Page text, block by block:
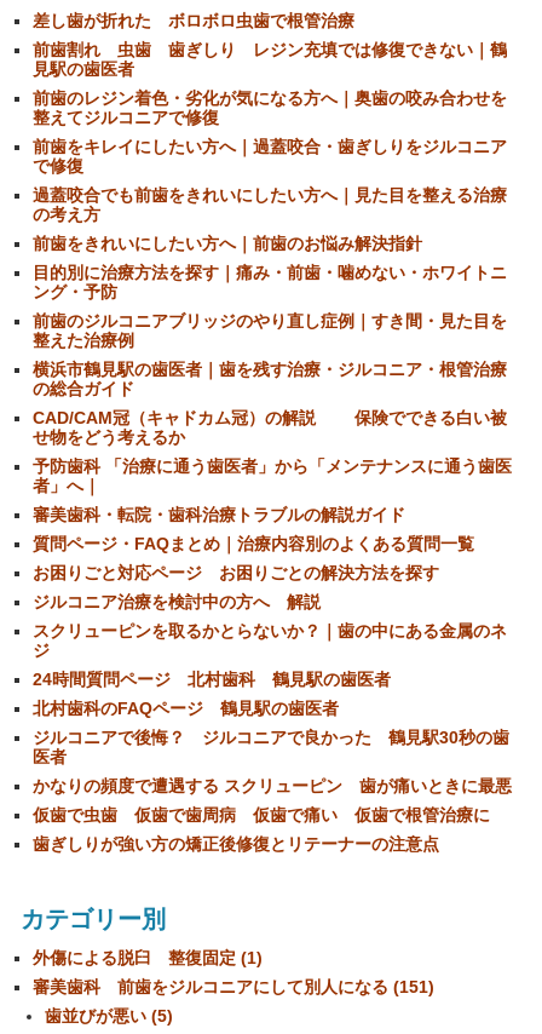
差し歯が折れた ボロボロ虫歯で根管治療
前歯割れ 虫歯 歯ぎしり レジン充填では修復できない｜鶴
見駅の歯医者
前歯のレジン着色・劣化が気になる方へ｜奥歯の咬み合わせを
整えてジルコニアで修復
前歯をキレイにしたい方へ｜過蓋咬合・歯ぎしりをジルコニア
で修復
過蓋咬合でも前歯をきれいにしたい方へ｜見た目を整える治療
の考え方
前歯をきれいにしたい方へ｜前歯のお悩み解決指針
目的別に治療方法を探す｜痛み・前歯・噛めない・ホワイトニ
ング・予防
前歯のジルコニアブリッジのやり直し症例｜すき間・見た目を
整えた治療例
横浜市鶴見駅の歯医者｜歯を残す治療・ジルコニア・根管治療
の総合ガイド
CAD/CAM冠（キャドカム冠）の解説 保険でできる白い被
せ物をどう考えるか
予防歯科 「治療に通う歯医者」から「メンテナンスに通う歯医
者」へ｜
審美歯科・転院・歯科治療トラブルの解説ガイド
質問ページ・FAQまとめ｜治療内容別のよくある質問一覧
お困りごと対応ページ お困りごとの解決方法を探す
ジルコニア治療を検討中の方へ 解説
スクリューピンを取るかとらないか？｜歯の中にある金属のネ
ジ
24時間質問ページ 北村歯科 鶴見駅の歯医者
北村歯科のFAQページ 鶴見駅の歯医者
ジルコニアで後悔？ ジルコニアで良かった 鶴見駅30秒の歯
医者
かなりの頻度で遭遇する スクリューピン 歯が痛いときに最悪
仮歯で虫歯 仮歯で歯周病 仮歯で痛い 仮歯で根管治療に
歯ぎしりが強い方の矯正後修復とリテーナーの注意点
カテゴリー別
外傷による脱臼 整復固定 (1)
審美歯科 前歯をジルコニアにして別人になる (151)
歯並びが悪い (5)